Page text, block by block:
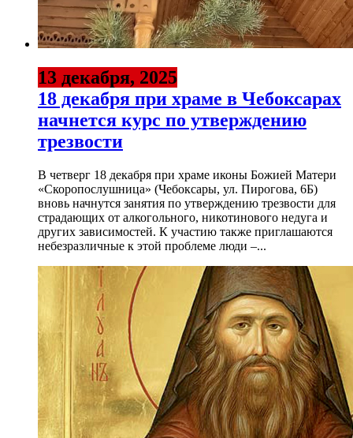
13 декабря, 2025
18 декабря при храме в Чебоксарах
начнется курс по утверждению
трезвости
В четверг 18 декабря при храме иконы Божией Матери
«Скоропослушница» (Чебоксары, ул. Пирогова, 6Б)
вновь начнутся занятия по утверждению трезвости для
страдающих от алкогольного, никотинового недуга и
других зависимостей. К участию также приглашаются
небезразличные к этой проблеме люди –...